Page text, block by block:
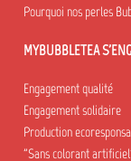
Pourquoi nos perles
MYBUBBLETEA
Engagement qualité
Engagement solidaire
Production
"Sans colorant